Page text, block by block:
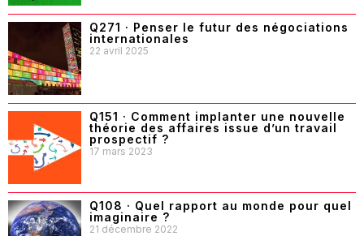
Q271 · Penser le futur des négociations
internationales
22 avril 2025
Q151 · Comment implanter une nouvelle
théorie des affaires issue d’un travail
prospectif ?
17 mars 2023
Q108 · Quel rapport au monde pour quel
imaginaire ?
21 décembre 2022